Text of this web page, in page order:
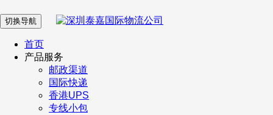
在 线 客 服
企业微信
切换导航
首页
产品服务
邮政渠道
国际快递
香港UPS
专线小包